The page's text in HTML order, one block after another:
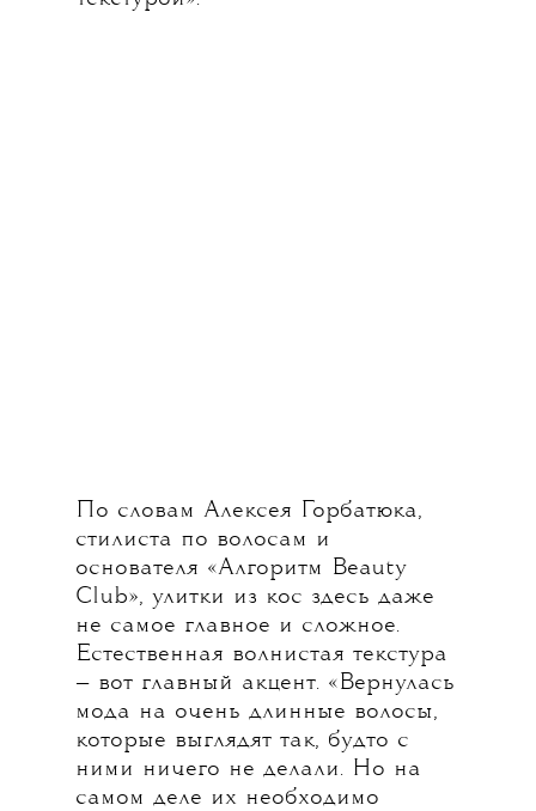
По словам Алексея Горбатюка,
стилиста по волосам и
основателя «Алгоритм Beauty
Club», улитки из кос здесь даже
не самое главное и сложное.
Естественная волнистая текстура
— вот главный акцент. «Вернулась
мода на очень длинные волосы,
которые выглядят так, будто с
ними ничего не делали. Но на
самом деле их необходимо